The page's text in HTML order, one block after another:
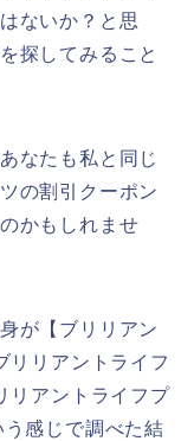
ないか？と思
探してみること
なたも私と同じ
の割引クーポン
かもしれませ
が【ブリリアン
リリアントライフ
リアントライフプ
感じで調べた結